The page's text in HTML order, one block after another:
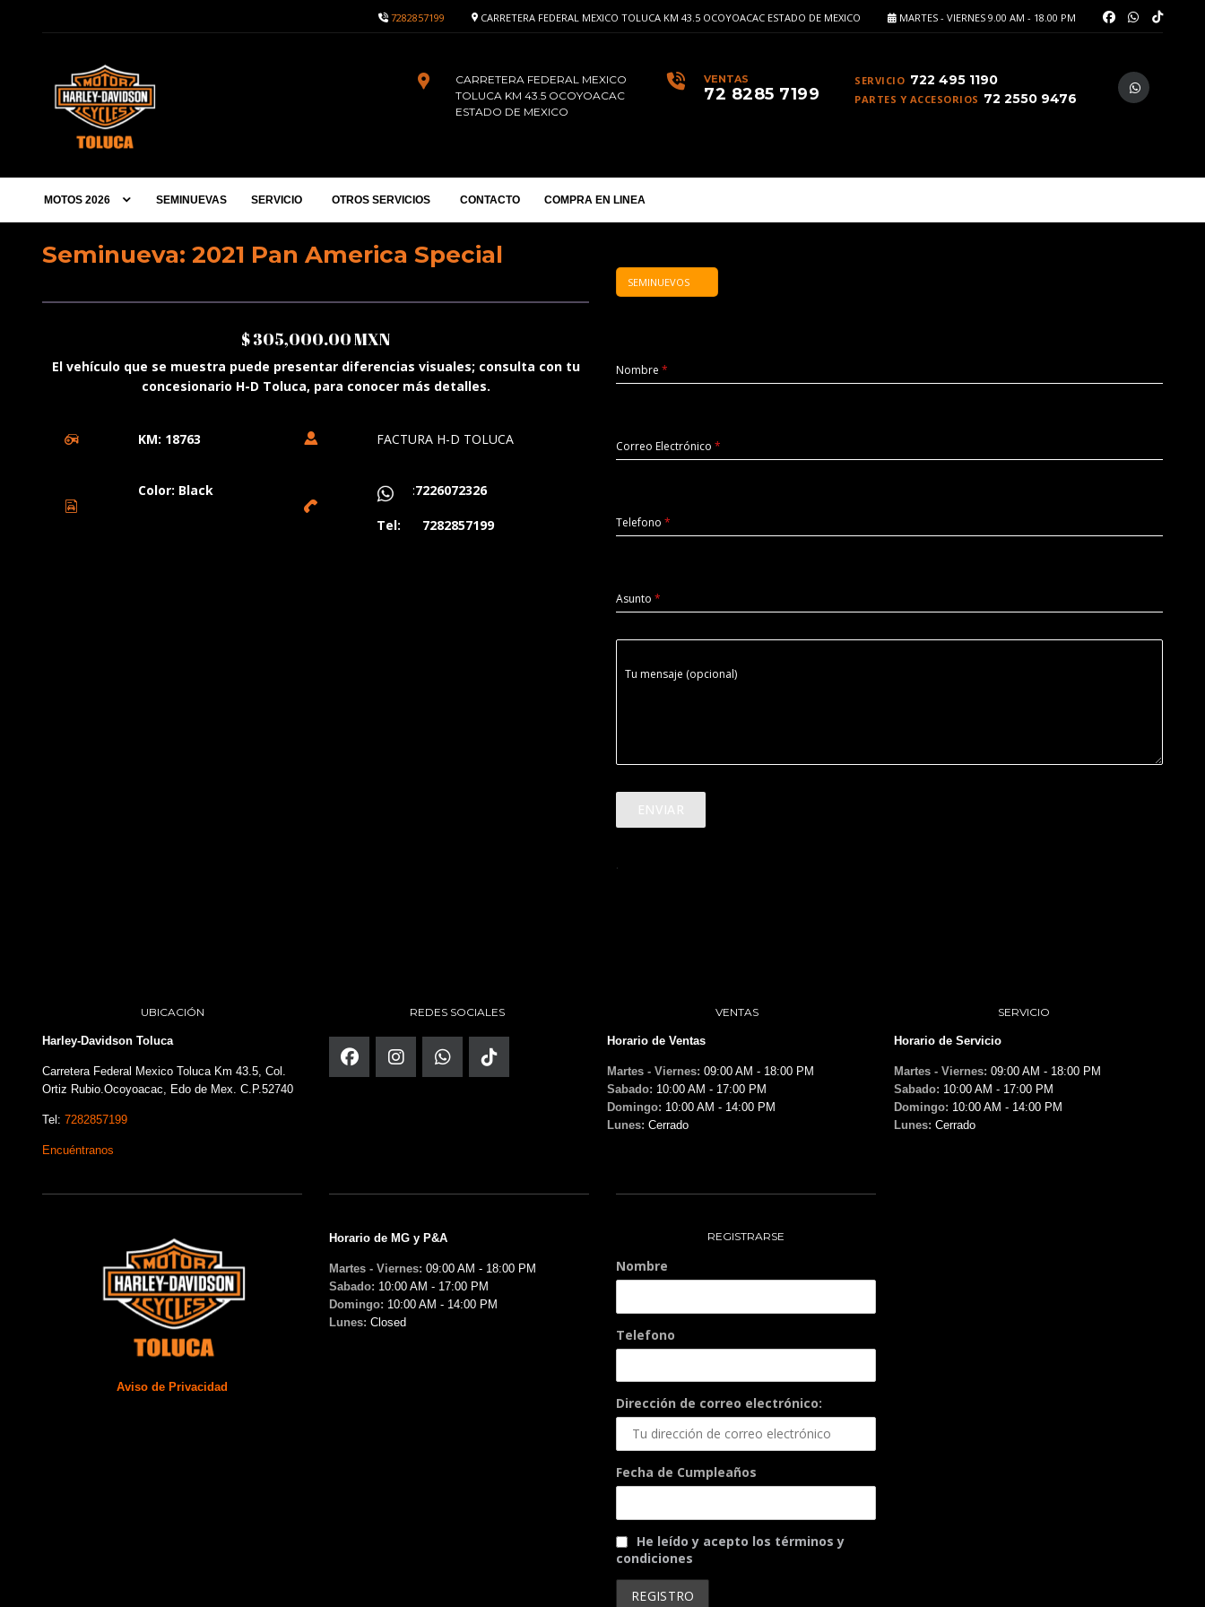
MARTES - VIERNES 9.00 AM - 18.00 PM
CARRETERA FEDERAL MEXICO TOLUCA KM 43.5 OCOYOACAC ESTADO DE MEXICO
7282857199
SERVICIO 722 495 1190
PARTES Y ACCESORIOS 72 2550 9476
VENTAS
72 8285 7199
CARRETERA FEDERAL MEXICO
TOLUCA KM 43.5 OCOYOACAC
ESTADO DE MEXICO
MOTOS 2026 SEMINUEVAS SERVICIO OTROS SERVICIOS CONTACTO COMPRA EN LINEA
Seminueva: 2021 Pan America Special
$ 305,000.00 MXN
El vehículo que se muestra puede presentar diferencias visuales; consulta con tu
concesionario H-D Toluca, para conocer más detalles.
KM: 18763
Color: Black
FACTURA H-D TOLUCA
:7226072326
Tel: 7282857199
SEMINUEVOS
Nombre *
Correo Electrónico *
Telefono *
Asunto *
Tu mensaje (opcional)
ENVIAR
.
UBICACIÓN
Harley-Davidson Toluca
Carretera Federal Mexico Toluca Km 43.5, Col.
Ortiz Rubio.Ocoyoacac, Edo de Mex. C.P.52740
Tel: 7282857199
Encuéntranos
REDES SOCIALES VENTAS
Horario de Ventas
Martes - Viernes: 09:00 AM - 18:00 PM
Sabado: 10:00 AM - 17:00 PM
Domingo: 10:00 AM - 14:00 PM
Lunes: Cerrado
SERVICIO
Horario de Servicio
Martes - Viernes: 09:00 AM - 18:00 PM
Sabado: 10:00 AM - 17:00 PM
Domingo: 10:00 AM - 14:00 PM
Lunes: Cerrado
Aviso de Privacidad
Horario de MG y P&A
Martes - Viernes: 09:00 AM - 18:00 PM
Sabado: 10:00 AM - 17:00 PM
Domingo: 10:00 AM - 14:00 PM
Lunes: Closed
REGISTRARSE
Nombre
Telefono
Dirección de correo electrónico:
Fecha de Cumpleaños
He leído y acepto los términos y
condiciones